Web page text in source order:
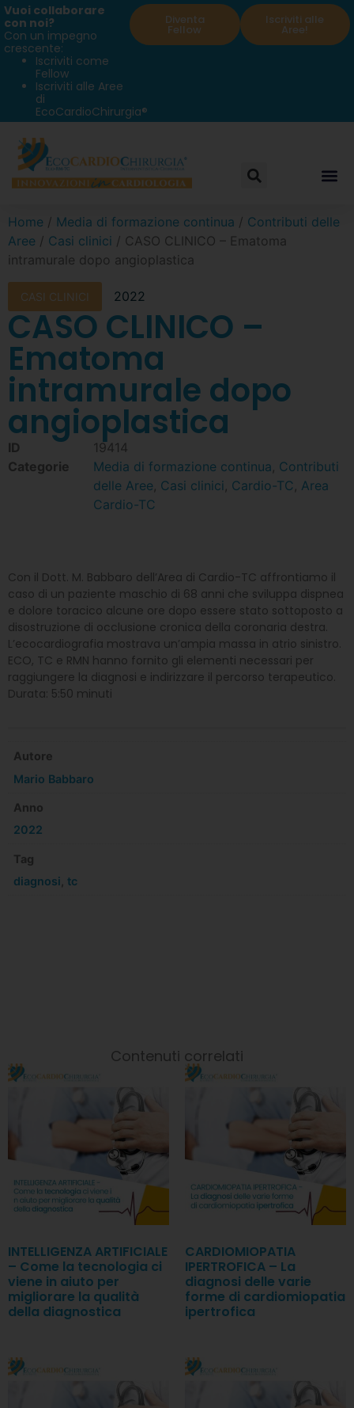
Vuoi collaborare
con noi?
Con un impegno
crescente:
Iscriviti come
Fellow
Iscriviti alle Aree
di
EcoCardioChirurgia®
Diventa
Fellow
Iscriviti alle
Aree!
Home / Media di formazione continua / Contributi delle
Aree / Casi clinici / CASO CLINICO – Ematoma
intramurale dopo angioplastica
CASI CLINICI 2022
CASO CLINICO –
Ematoma
intramurale dopo
angioplastica
ID
19414
Categorie
Media di formazione continua, Contributi
delle Aree, Casi clinici, Cardio-TC, Area
Cardio-TC
Con il Dott. M. Babbaro dell’Area di Cardio-TC affrontiamo il
caso di un paziente maschio di 68 anni che sviluppa dispnea
e dolore toracico alcune ore dopo essere stato sottoposto a
disostruzione di occlusione cronica della coronaria destra.
L’ecocardiografia mostrava un’ampia massa in atrio sinistro.
ECO, TC e RMN hanno fornito gli elementi necessari per
raggiungere la diagnosi e indirizzare il percorso terapeutico.
Durata: 5:50 minuti
Autore
Mario Babbaro
Anno
2022
Tag
diagnosi ,tc
Contenuti correlati
INTELLIGENZA ARTIFICIALE
– Come la tecnologia ci
viene in aiuto per
migliorare la qualità
della diagnostica
CARDIOMIOPATIA
IPERTROFICA – La
diagnosi delle varie
forme di cardiomiopatia
ipertrofica